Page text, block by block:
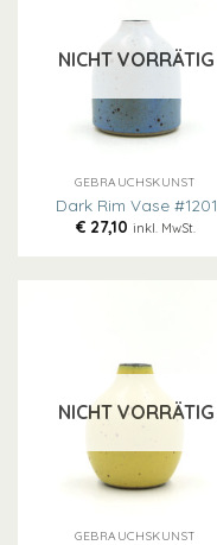
NICHT VORRÄTIG
GEBRAUCHSKUNST
Dark Rim Vase #1201
€ 27,10 inkl. MwSt.
NICHT VORRÄTIG
GEBRAUCHSKUNST